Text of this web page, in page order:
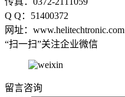
Q Q：51400372
网址：www.helitechtronic.com
“扫一扫”关注企业微信
留言咨询